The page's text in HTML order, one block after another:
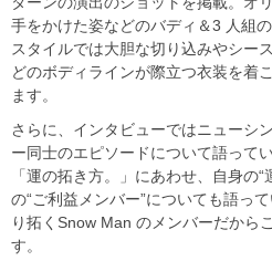
手をかけた姿などのバディ＆3 人組
スタイルでは大胆な切り込みやシー
どのボディラインが際立つ衣装を着
ます。
さらに、インタビューではニューシ
ー同士のエピソードについて語って
「運の拓き方。」にあわせ、自身の
の“ご利益メンバー”についても語っ
り拓くSnow Man のメンバーだから
す。